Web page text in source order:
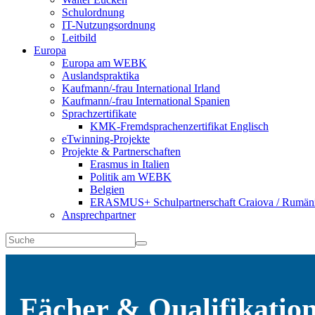
Schulordnung
IT-Nutzungsordnung
Leitbild
Europa
Europa am WEBK
Auslandspraktika
Kaufmann/-frau International Irland
Kaufmann/-frau International Spanien
Sprachzertifikate
KMK-Fremdsprachenzertifikat Englisch
eTwinning-Projekte
Projekte & Partnerschaften
Erasmus in Italien
Politik am WEBK
Belgien
ERASMUS+ Schulpartnerschaft Craiova /
Ansprechpartner